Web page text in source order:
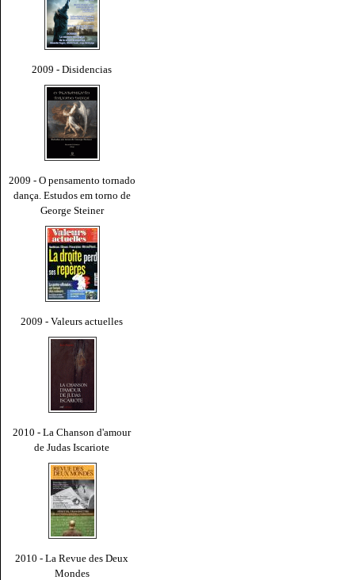
2009 - Disidencias
2009 - O pensamento tornado
dança. Estudos em torno de
George Steiner
2009 - Valeurs actuelles
2010 - La Chanson d'amour
de Judas Iscariote
2010 - La Revue des Deux
Mondes